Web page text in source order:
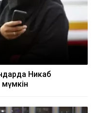
Никаб